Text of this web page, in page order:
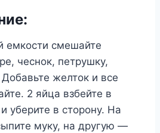
емкости смешайте
чеснок, петрушку,
желток и все
2 яйца взбейте в
уберите в сторону. На
муку, на другую —